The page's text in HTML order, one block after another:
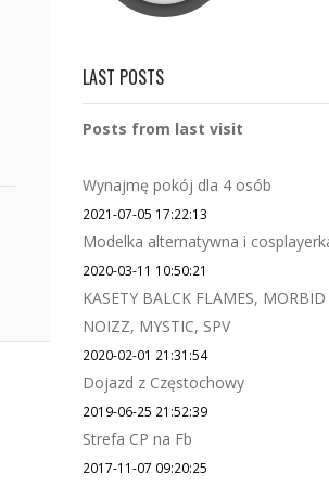
LAST POSTS
Posts from last visit
Wynajmę pokój dla 4 osób
2021-07-05 17:22:13
Modelka alternatywna i
2020-03-11 10:50:21
KASETY BALCK FLAMES, MORBID
NOIZZ, MYSTIC, SPV
2020-02-01 21:31:54
Dojazd z Częstochowy
2019-06-25 21:52:39
Strefa CP na Fb
2017-11-07 09:20:25